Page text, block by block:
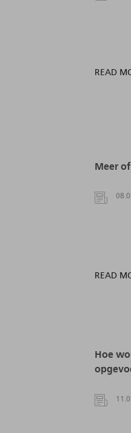
READ
Meer
READ
Hoe